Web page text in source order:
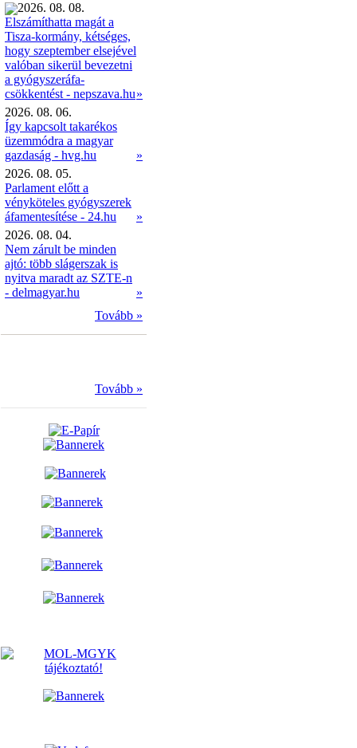
2026. 08. 08.
Elszámíthatta magát a
Tisza-kormány, kétséges,
hogy szeptember elsejével
valóban sikerül bevezetni
a gyógyszeráfa-
csökkentést - nepszava.hu»
2026. 08. 06.
Így kapcsolt takarékos
üzemmódra a magyar
gazdaság - hvg.hu
»
2026. 08. 05.
Parlament előtt a
vényköteles gyógyszerek
áfamentesítése - 24.hu
»
2026. 08. 04.
Nem zárult be minden
ajtó: több slágerszak is
nyitva maradt az SZTE-n
- delmagyar.hu
»
Tovább »
Tovább »